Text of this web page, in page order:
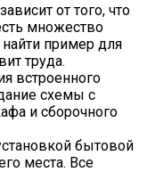
от того, что
множество
пример для
труда.
встроенного
схемы с
и сборочного
бытовой
места. Все